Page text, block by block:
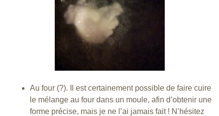
Au four (?). Il est certainement possible de faire cuire
le mélange au four dans un moule, afin d’obtenir une
forme précise, mais je ne l’ai jamais fait ! N’hésitez